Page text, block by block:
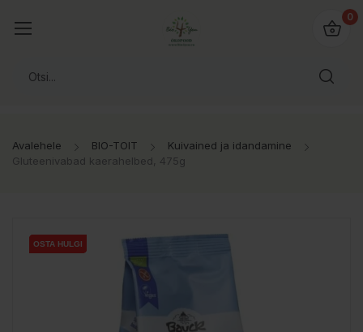
0
Avalehele BIO-TOIT
Kuivained ja idandamine
Gluteenivabad kaerahelbed, 475g
OSTA HULGI
OSTA HULGI
OSTA HULGI